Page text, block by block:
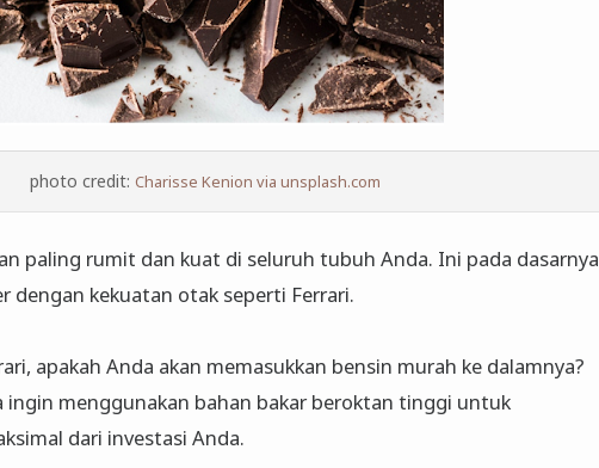
photo credit: Charisse Kenion via unsplash.com
paling rumit dan kuat di seluruh tubuh Anda. Ini pada dasarnya
dengan kekuatan otak seperti Ferrari.
apakah Anda akan memasukkan bensin murah ke dalamnya?
ingin menggunakan bahan bakar beroktan tinggi untuk
dari investasi Anda.